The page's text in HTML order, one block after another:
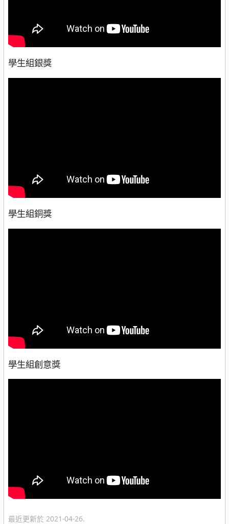
學生組銀獎
學生組銅獎
學生組創意獎
最近更新於 2021-04-26.